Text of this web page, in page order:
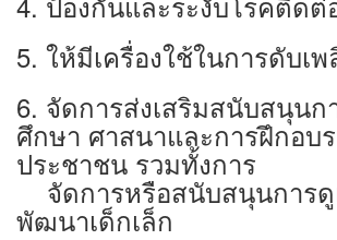
5. ให้มีเครื่องใช้ในการดับเพ
6. จัดการส่งเสริมสนับสนุนก
ศึกษา ศาสนาและการฝึกอบ
ประชาชน รวมทั้งการ
จัดการหรือสนับสนุนการ
พัฒนาเด็กเล็ก